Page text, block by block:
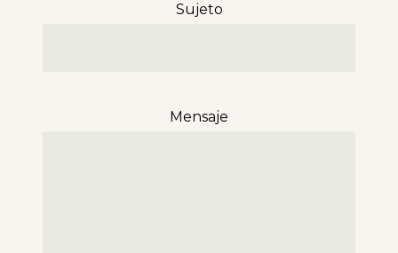
Sujeto
Mensaje